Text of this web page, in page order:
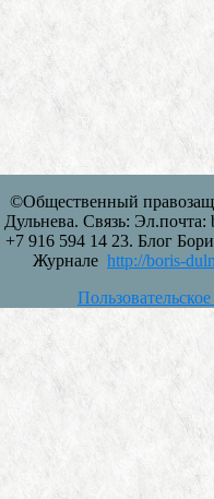
©Общественный
Дульнева. Связь: Эл.почта:
+7 916 594 14 23. Блог
Журнале http://boris-